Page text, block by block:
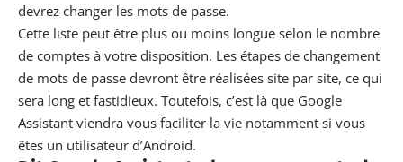
devrez changer les mots de passe.
Cette liste peut être plus ou moins longue selon le nombre
de comptes à votre disposition. Les étapes de changement
de mots de passe devront être réalisées site par site, ce qui
sera long et fastidieux. Toutefois, c’est là que Google
Assistant viendra vous faciliter la vie notamment si vous
êtes un utilisateur d’Android.